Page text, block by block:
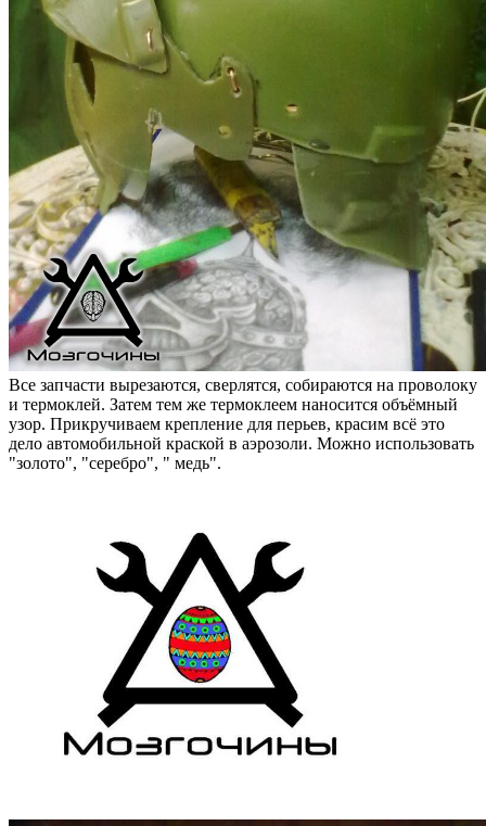
Все запчасти вырезаются, сверлятся, собираются на проволоку
и термоклей. Затем тем же термоклеем наносится объёмный
узор. Прикручиваем крепление для перьев, красим всё это
дело автомобильной краской в аэрозоли. Можно использовать
"золото", "серебро", " медь".